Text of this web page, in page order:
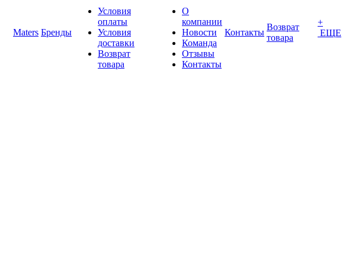
Maters Бренды
Условия
оплаты
Условия
доставки
Возврат
товара
О
компании
Новости
Команда
Отзывы
Контакты
Контакты
Возврат
товара
+
ЕЩЕ